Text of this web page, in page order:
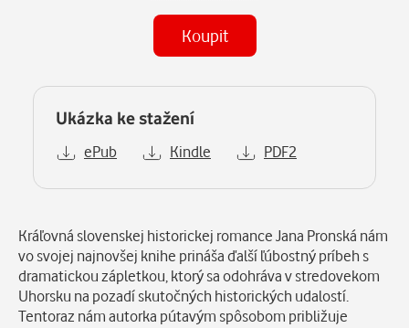
Koupit
Ukázka ke stažení
ePub Kindle PDF2
Popis
Kráľovná slovenskej historickej romance Jana Pronská nám
vo svojej najnovšej knihe prináša ďalší ľúbostný príbeh s
dramatickou zápletkou, ktorý sa odohráva v stredovekom
Uhorsku na pozadí skutočných historických udalostí.
Tentoraz nám autorka pútavým spôsobom približuje